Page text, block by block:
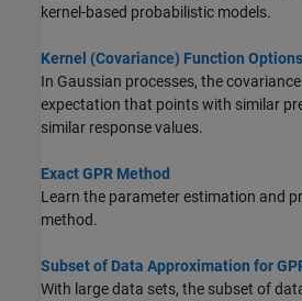
kernel-based probabilistic models.
Kernel (Covariance) Function Options
In Gaussian processes, the
expectation that points with similar
similar response values.
Exact GPR Method
Learn the parameter estimation and
method.
Subset of Data Approximation for
With large data sets, the subset of